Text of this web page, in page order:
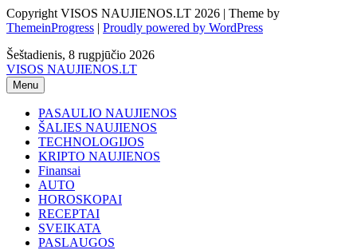
Copyright VISOS NAUJIENOS.LT 2026 | Theme by
ThemeinProgress | Proudly powered by WordPress
Šeštadienis, 8 rugpjūčio 2026
VISOS NAUJIENOS.LT
Menu
PASAULIO NAUJIENOS
ŠALIES NAUJIENOS
TECHNOLOGIJOS
KRIPTO NAUJIENOS
Finansai
AUTO
HOROSKOPAI
RECEPTAI
SVEIKATA
PASLAUGOS